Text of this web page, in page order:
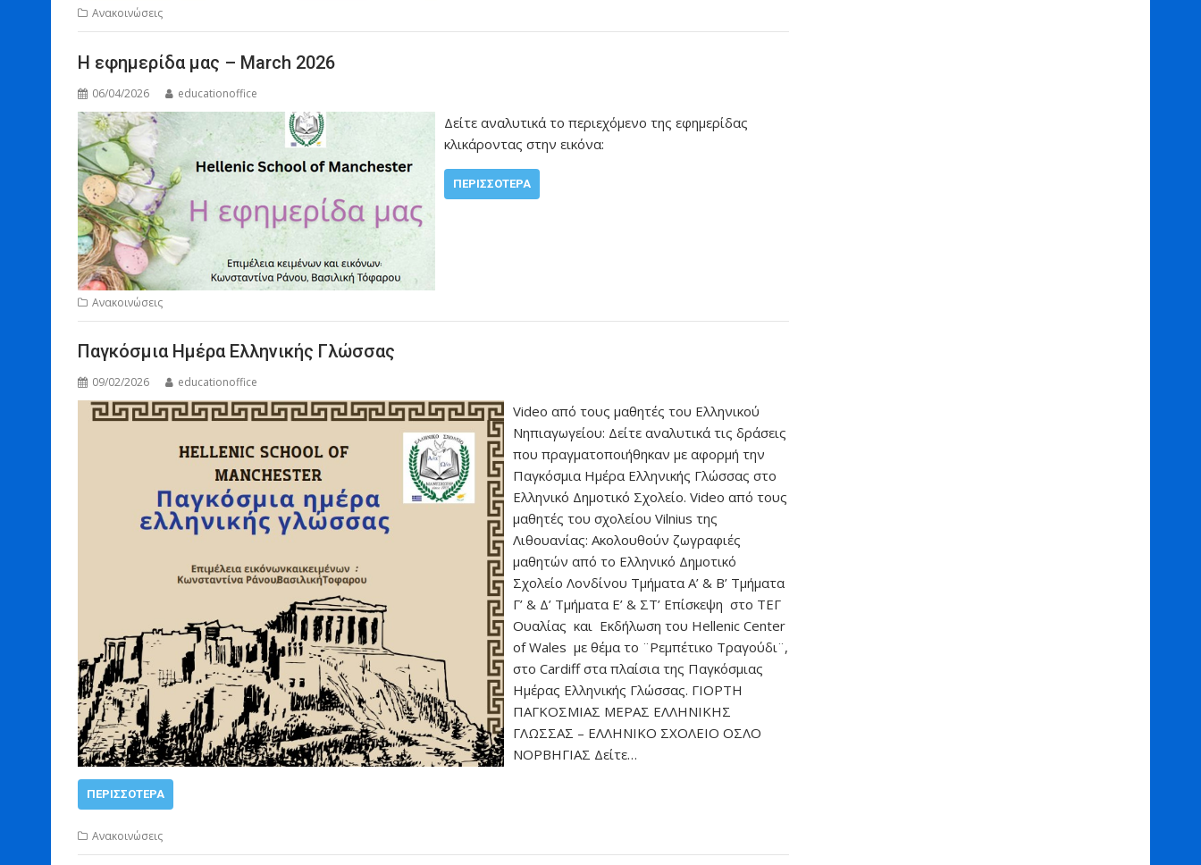
Ανακοινώσεις
Η εφημερίδα μας – March 2026
06/04/2026 educationoffice
Δείτε αναλυτικά το περιεχόμενο της εφημερίδας
κλικάροντας στην εικόνα:
ΠΕΡΙΣΣΌΤΕΡΑ
Ανακοινώσεις
Παγκόσμια Ημέρα Ελληνικής Γλώσσας
09/02/2026 educationoffice
Video από τους μαθητές του Ελληνικού
Νηπιαγωγείου: Δείτε αναλυτικά τις δράσεις
που πραγματοποιήθηκαν με αφορμή την
Παγκόσμια Ημέρα Ελληνικής Γλώσσας στο
Ελληνικό Δημοτικό Σχολείο. Video από τους
μαθητές του σχολείου Vilnius της
Λιθουανίας: Ακολουθούν ζωγραφιές
μαθητών από το Ελληνικό Δημοτικό
Σχολείο Λονδίνου Τμήματα Α’ & Β’ Τμήματα
Γ’ & Δ’ Τμήματα Ε’ & ΣΤ’ Επίσκεψη στο ΤΕΓ
Ουαλίας και Εκδήλωση του Hellenic Center
of Wales με θέμα το ¨Ρεμπέτικο Τραγούδι¨,
στο Cardiff στα πλαίσια της Παγκόσμιας
Ημέρας Ελληνικής Γλώσσας. ΓΙΟΡΤΗ
ΠΑΓΚΟΣΜΙΑΣ ΜΕΡΑΣ ΕΛΛΗΝΙΚΗΣ
ΓΛΩΣΣΑΣ – ΕΛΛΗΝΙΚΟ ΣΧΟΛΕΙΟ ΟΣΛΟ
ΝΟΡΒΗΓΙΑΣ Δείτε…
ΠΕΡΙΣΣΌΤΕΡΑ
Ανακοινώσεις